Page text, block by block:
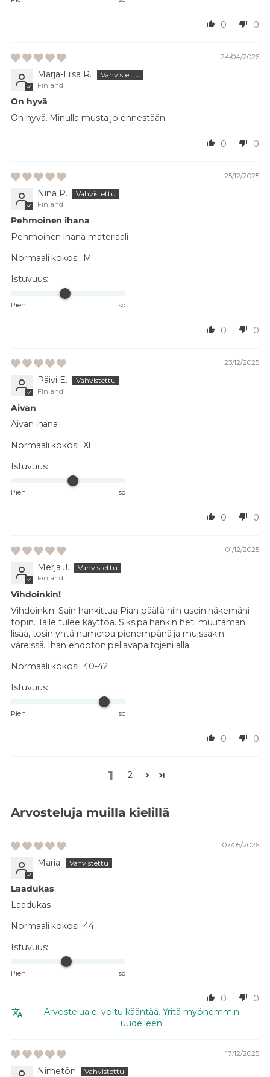
0 0
24/04/2026
Marja-Liisa R.
Finland
On hyvä
On hyvä. Minulla musta jo ennestään
0 0
25/12/2025
Nina P.
Finland
Pehmoinen ihana
Pehmoinen ihana materiaali
Normaali kokosi: M
Istuvuus:
Pieni Iso
0 0
23/12/2025
Päivi E.
Finland
Aivan
Aivan ihana
Normaali kokosi: Xl
Istuvuus:
Pieni Iso
0 0
01/12/2025
Merja J.
Finland
Vihdoinkin!
Vihdoinkin! Sain hankittua Pian päällä niin usein näkemäni
topin. Tälle tulee käyttöä. Siksipä hankin heti muutaman
lisää, tosin yhtä numeroa pienempänä ja muissakin
väreissä. Ihan ehdoton pellavapaitojeni alla.
Normaali kokosi: 40-42
Istuvuus:
Pieni Iso
0 0
1 2
Arvosteluja muilla kielillä
07/05/2026
Maria
Laadukas
Laadukas
Normaali kokosi: 44
Istuvuus:
Pieni Iso
0
0
Arvostelua ei voitu kääntää. Yritä myöhemmin
uudelleen
17/12/2025
Nimetön